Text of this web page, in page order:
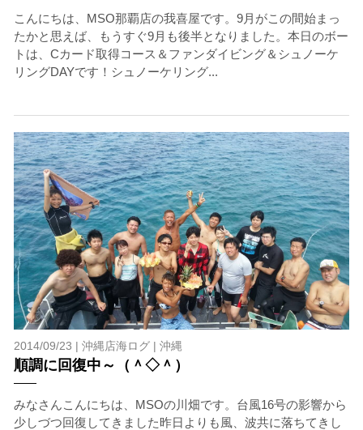
こんにちは、MSO那覇店の我喜屋です。9月がこの間始まっ
たかと思えば、もうすぐ9月も後半となりました。本日のボー
トは、Cカード取得コース＆ファンダイビング＆シュノーケ
リングDAYです！シュノーケリング...
2014/09/23 | 沖縄店海ログ| 沖縄
順調に回復中～（＾◇＾）
みなさんこんにちは、MSOの川畑です。台風16号の影響から
少しづつ回復してきました昨日よりも風、波共に落ちてきし